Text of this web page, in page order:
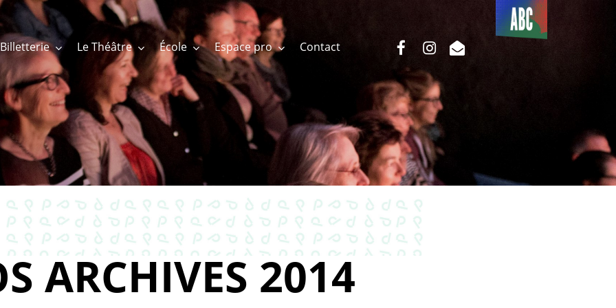
Billetterie Le Théâtre École Espace pro Contact
Du côté
de l’ABC
facebookinstagram
email
ARCHIVES 2014